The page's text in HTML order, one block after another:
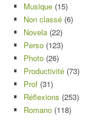
Musique (15)
Non classé (6)
Novela (22)
Perso (123)
Photo (26)
Productivité (73)
Prof (31)
Réflexions (253)
Romano (118)